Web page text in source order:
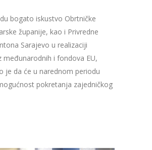
bogato iskustvo Obrtničke
županije, kao i Privredne
Sarajevo u realizaciji
međunarodnih i fondova EU,
je da će u narednom periodu
pokretanja zajedničkog